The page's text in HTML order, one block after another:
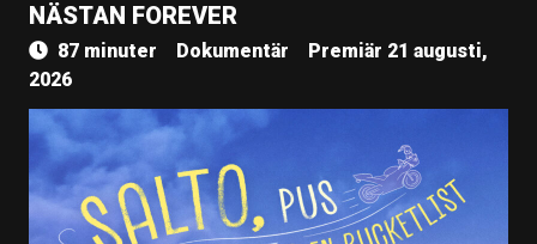
NÄSTAN FOREVER
87 minuter Dokumentär
Premiär 21 augusti,
2026